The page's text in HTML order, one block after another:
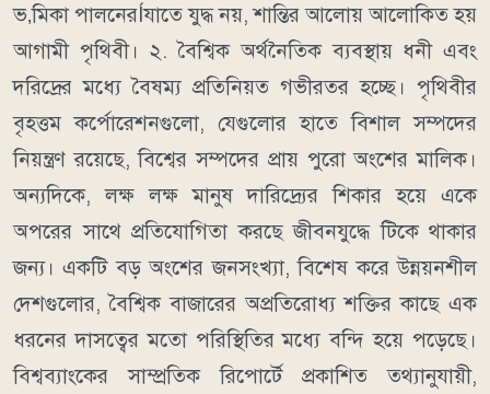
ভ‚মিকা পালনেরÍযাতে যুদ্ধ নয়, শান্তির আলোয় আলোকিত হয়
আগামী পৃথিবী। ২. বৈশ্বিক অর্থনৈতিক ব্যবস্থায় ধনী এবং
দরিদ্রের মধ্যে বৈষম্য প্রতিনিয়ত গভীরতর হচ্ছে। পৃথিবীর
বৃহত্তম কর্পোরেশনগুলো, যেগুলোর হাতে বিশাল সম্পদের
নিয়ন্ত্রণ রয়েছে, বিশ্বের সম্পদের প্রায় পুরো অংশের মালিক।
অন্যদিকে, লক্ষ লক্ষ মানুষ দারিদ্র্যের শিকার হয়ে একে
অপরের সাথে প্রতিযোগিতা করছে জীবনযুদ্ধে টিকে থাকার
জন্য। একটি বড় অংশের জনসংখ্যা, বিশেষ করে উন্নয়নশীল
দেশগুলোর, বৈশ্বিক বাজারের অপ্রতিরোধ্য শক্তির কাছে এক
ধরনের দাসত্বের মতো পরিস্থিতির মধ্যে বন্দি হয়ে পড়েছে।
বিশ্বব্যাংকের সাম্প্রতিক রিপোর্টে প্রকাশিত তথ্যানুযায়ী,